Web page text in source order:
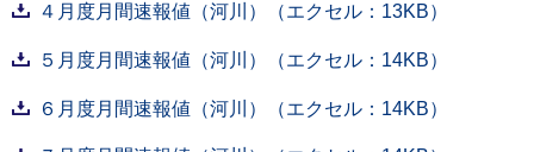
４月度月間速報値（河川）（エクセル：13KB）
５月度月間速報値（河川）（エクセル：14KB）
６月度月間速報値（河川）（エクセル：14KB）